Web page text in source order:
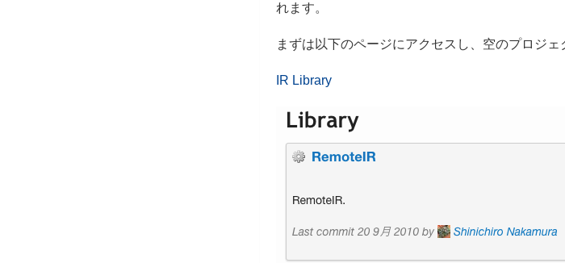
れます。
まずは以下のページにアクセスし、空のプロジ
IR Library